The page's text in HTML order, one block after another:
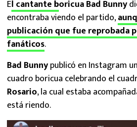
El cantante boricua Bad Bunny
encontraba viendo el partido,
publicación que fue reprobada
fanáticos.
Bad Bunnypublicó en Instagram
cuadro boricua celebrando el
Rosario, la cual estaba
está riendo.